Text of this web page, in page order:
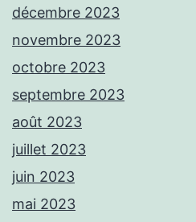
décembre 2023
novembre 2023
octobre 2023
septembre 2023
août 2023
juillet 2023
juin 2023
mai 2023